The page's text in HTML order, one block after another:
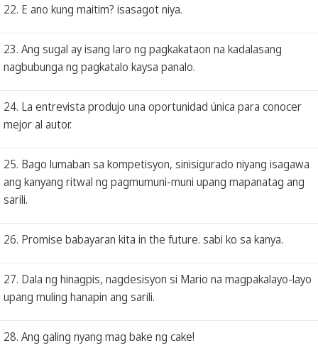
22. E ano kung maitim? isasagot niya.
23. Ang sugal ay isang laro ng pagkakataon na kadalasang
nagbubunga ng pagkatalo kaysa panalo.
24. La entrevista produjo una oportunidad única para conocer
mejor al autor.
25. Bago lumaban sa kompetisyon, sinisigurado niyang isagawa
ang kanyang ritwal ng pagmumuni-muni upang mapanatag ang
sarili.
26. Promise babayaran kita in the future. sabi ko sa kanya.
27. Dala ng hinagpis, nagdesisyon si Mario na magpakalayo-layo
upang muling hanapin ang sarili.
28. Ang galing nyang mag bake ng cake!